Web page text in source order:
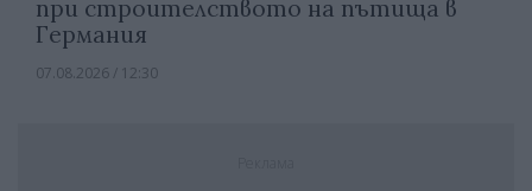
при строителството на пътища в
Германия
07.08.2026 / 12:30